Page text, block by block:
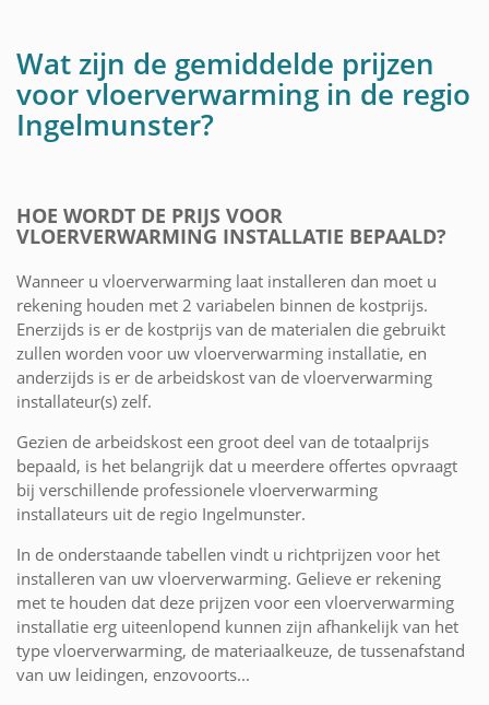
Wat zijn de gemiddelde prijzen
voor vloerverwarming in de regio
Ingelmunster?
HOE WORDT DE PRIJS VOOR
VLOERVERWARMING INSTALLATIE BEPAALD?
Wanneer u vloerverwarming laat installeren dan moet u
rekening houden met 2 variabelen binnen de kostprijs.
Enerzijds is er de kostprijs van de materialen die gebruikt
zullen worden voor uw vloerverwarming installatie, en
anderzijds is er de arbeidskost van de vloerverwarming
installateur(s) zelf.
Gezien de arbeidskost een groot deel van de totaalprijs
bepaald, is het belangrijk dat u meerdere offertes opvraagt
bij verschillende professionele vloerverwarming
installateurs uit de regio Ingelmunster.
In de onderstaande tabellen vindt u richtprijzen voor het
installeren van uw vloerverwarming. Gelieve er rekening
met te houden dat deze prijzen voor een vloerverwarming
installatie erg uiteenlopend kunnen zijn afhankelijk van het
type vloerverwarming, de materiaalkeuze, de tussenafstand
van uw leidingen, enzovoorts...